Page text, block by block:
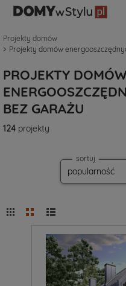
Projekty domów
Projekty domów
PROJEKTY
BEZ GARAŻU
124 projekty
sortuj